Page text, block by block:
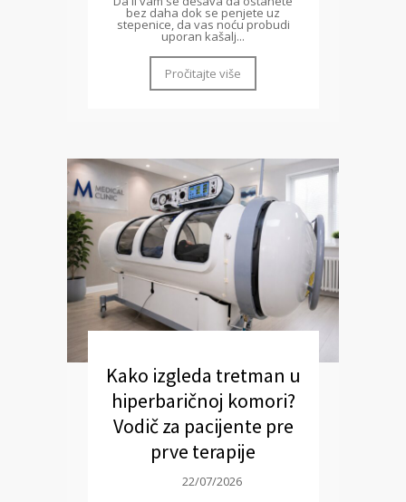
bez daha dok se penjete uz
stepenice, da vas noću probudi
uporan kašalj...
Pročitajte više
Kako izgleda tretman u
hiperbaričnoj komori?
Vodič za pacijente pre
prve terapije
22/07/2026